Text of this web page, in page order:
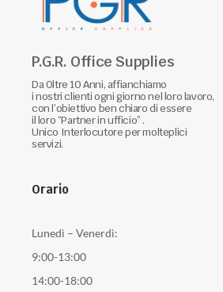
P.G.R. Office Supplies
Da Oltre 10 Anni, affianchiamo
i nostri clienti ogni giorno nel loro lavoro,
con l’obiettivo ben chiaro di essere
il loro “Partner in ufficio” .
Unico Interlocutore per molteplici
servizi.
Orario
Lunedì – Venerdì:
9:00-13:00
14:00-18:00